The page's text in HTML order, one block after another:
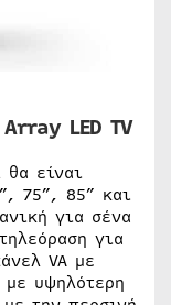
LED TV
είναι
75”, 85” και
για σένα
για
VA με
υψηλότερη